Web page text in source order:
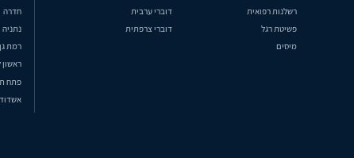
רשלנות רפואית
דוברי ערבית
פשיטת רגל
דוברי צרפתית
מיסים
חדרה
נתניה
רמת גן
ראשון
פתח
אשדוד